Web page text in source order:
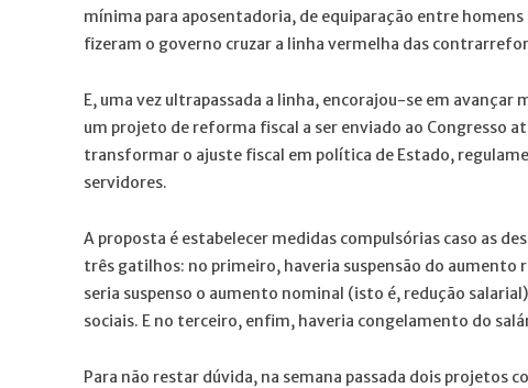
mínima para aposentadoria, de equiparação entre
fizeram o governo cruzar a linha vermelha das
E, uma vez ultrapassada a linha, encorajou-se em avançar
um projeto de reforma fiscal a ser enviado ao Congresso
transformar o ajuste fiscal em política de Estado,
servidores.
A proposta é estabelecer medidas compulsórias caso as
três gatilhos: no primeiro, haveria suspensão do aumento
seria suspenso o aumento nominal (isto é, redução
sociais. E no terceiro, enfim, haveria congelamento do
Para não restar dúvida, na semana passada dois projetos